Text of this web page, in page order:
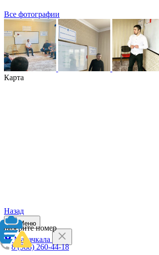
Все фотографии
Карта
Назад
Выберите номер
8 (988) 260-44-18
Меню
Махачкала